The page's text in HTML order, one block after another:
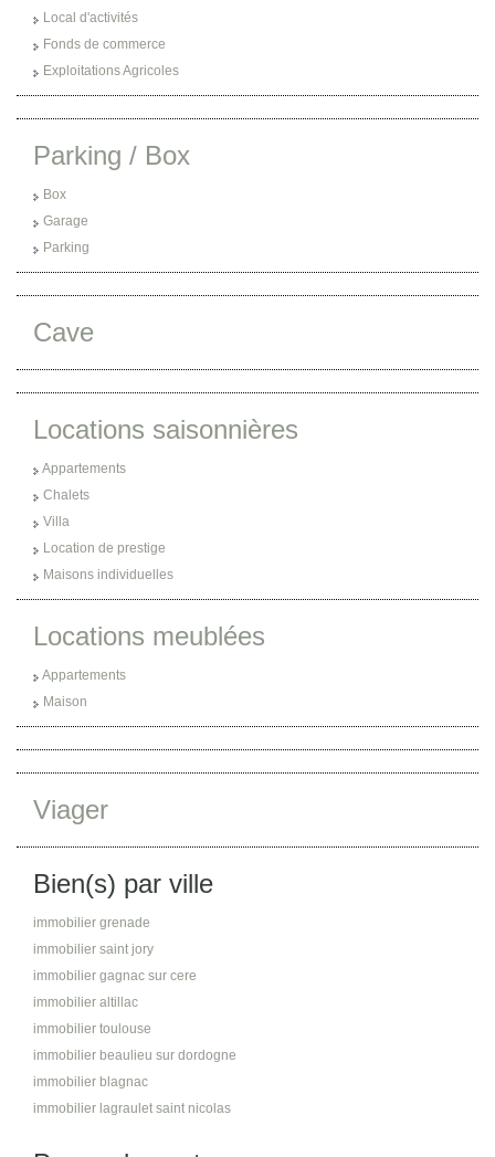
Local d'activités
Fonds de commerce
Exploitations Agricoles
Parking / Box
Box
Garage
Parking
Cave
Locations saisonnières
Appartements
Chalets
Villa
Location de prestige
Maisons individuelles
Locations meublées
Appartements
Maison
Viager
Bien(s) par ville
immobilier grenade
immobilier saint jory
immobilier gagnac sur cere
immobilier altillac
immobilier toulouse
immobilier beaulieu sur dordogne
immobilier blagnac
immobilier lagraulet saint nicolas